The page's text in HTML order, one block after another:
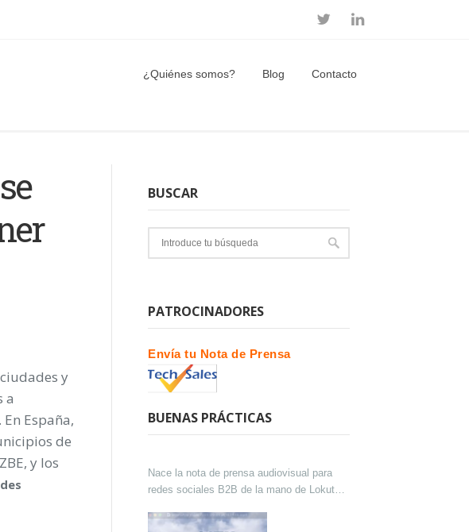
¿Quiénes somos? Blog Contacto
y
a
España,
de
y los
BUSCAR
PATROCINADORES
Envía tu Nota de Prensa
BUENAS PRÁCTICAS
Nace la nota de prensa audiovisual para
redes sociales B2B de la mano de Lokutor